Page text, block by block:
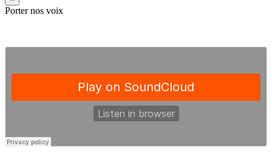
Porter nos voix